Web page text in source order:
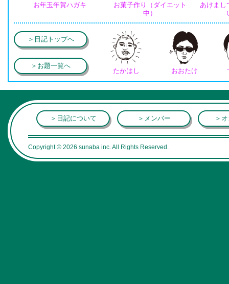
お年玉年賀ハガキ
お菓子作り（ダイエット
中）
あけまし
＞日記トップへ
＞お題一覧へ
たかはし おおたけ
＞日記について ＞メンバー ＞
Copyright © 2026 sunaba inc. All Rights Reserved.